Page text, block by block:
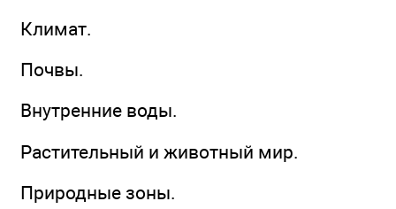
Климат.
Почвы.
Внутренние воды.
Растительный и животный мир.
Природные зоны.